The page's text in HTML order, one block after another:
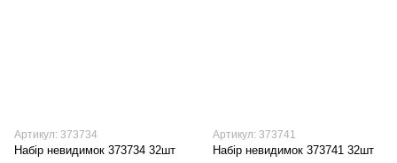
Артикул: 373734
Набір невидимок 373734 32шт
Артикул: 373741
Набір невидимок 373741 32шт